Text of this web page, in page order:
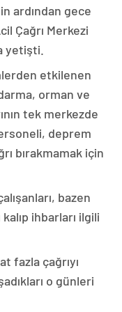
ardından gece
Çağrı Merkezi
yetişti.
etkilenen
orman ve
tek merkezde
deprem
bırakmamak için
bazen
ihbarları ilgili
fazla çağrıyı
o günleri